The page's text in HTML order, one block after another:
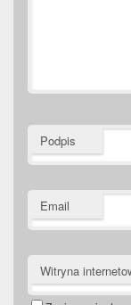
Podpis
Email
Witryna